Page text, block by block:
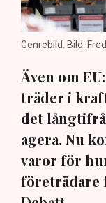
Genrebild. Bild:
Även om
träder i kraft
det
agera. Nu
varor för
företrädare